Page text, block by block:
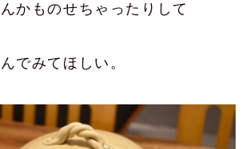
かものせちゃったりして
でみてほしい。